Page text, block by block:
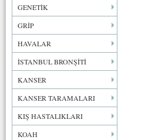
GENETİK
GRİP
HAVALAR
İSTANBUL BRONŞİTİ
KANSER
KANSER TARAMALARI
KIŞ HASTALIKLARI
KOAH